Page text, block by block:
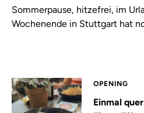
Sommerpause, hitzefrei, im
Wochenende in Stuttgart hat
OPENING
Einmal